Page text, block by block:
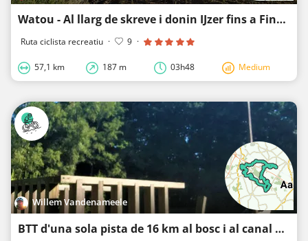
Watou - Al llarg de skreve i donin IJzer fins a Fintele i Hoppeland
Ruta ciclista recreatiu · 9 ·
57,1 km 187 m 03h48 Medium
Willem Vandenameele
BTT d'una sola pista de 16 km al bosc i al canal al voltant de Hertsberge/Bulskampveld - escurçat